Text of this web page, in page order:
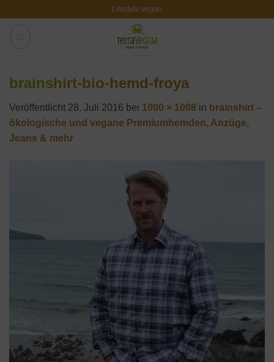
Lifestyle vegan
brainshirt-bio-hemd-froya
Veröffentlicht 28. Juli 2016 bei 1000 × 1008 in brainshirt –
ökologische und vegane Premiumhemden, Anzüge,
Jeans & mehr